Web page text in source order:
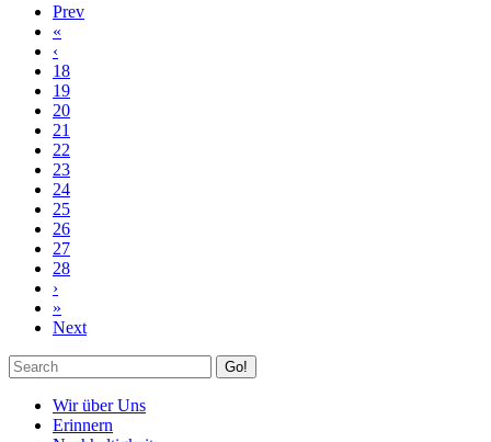
Prev
«
‹
18
19
20
21
22
23
24
25
26
27
28
›
»
Next
Go!
Wir über Uns
Erinnern